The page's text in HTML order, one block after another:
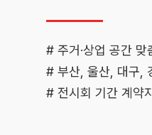
# 주거·상업 공간 맞
# 부산, 울산, 대구,
# 전시회 기간 계약